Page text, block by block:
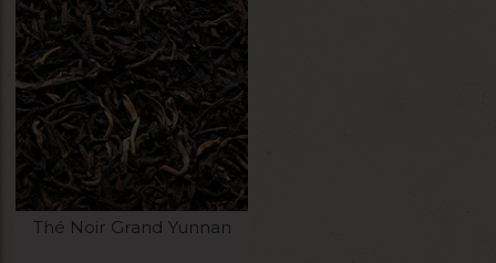
Thé Noir Grand Yunnan